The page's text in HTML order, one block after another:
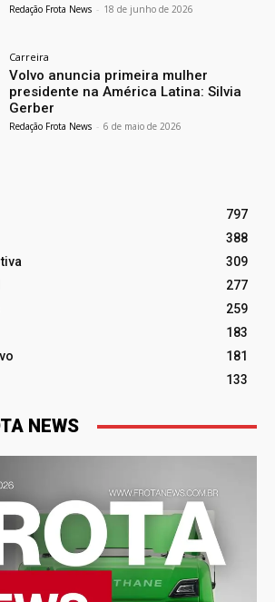
Redação Frota News - 18 de junho de 2026
Carreira
Volvo anuncia primeira mulher
presidente na América Latina: Silvia
Gerber
Redação Frota News - 6 de maio de 2026
797
388
309
277
259
183
181
133
NEWS